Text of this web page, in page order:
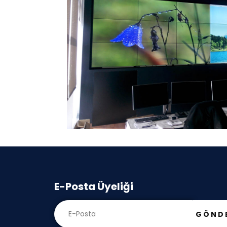
E-Posta Üyeliği